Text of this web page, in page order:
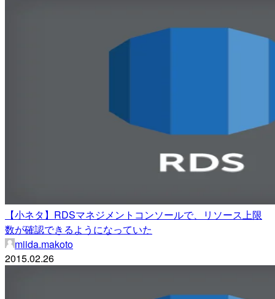
【小ネタ】RDSマネジメントコンソールで、リソース上限
数が確認できるようになっていた
miida.makoto
2015.02.26